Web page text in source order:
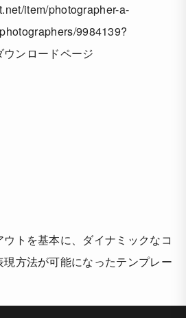
item/photographer-a-
9984139?
ンロードページ
トを基本に、ダイナミックなコ
方法が可能になったテンプレー